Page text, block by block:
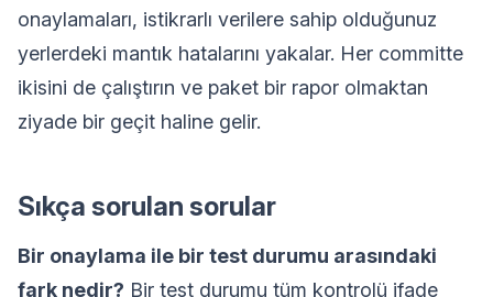
onaylamaları, istikrarlı verilere sahip olduğunuz
yerlerdeki mantık hatalarını yakalar. Her committe
ikisini de çalıştırın ve paket bir rapor olmaktan
ziyade bir geçit haline gelir.
Sıkça sorulan sorular
Bir onaylama ile bir test durumu arasındaki
fark nedir? Bir test durumu tüm kontrolü ifade